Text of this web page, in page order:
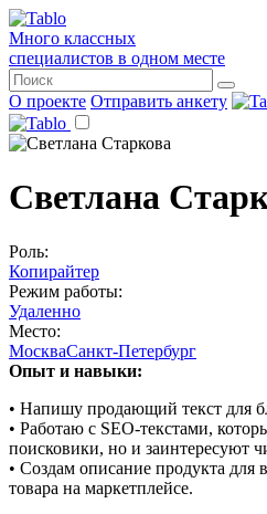
Много классных
специалистов в одном месте
О проекте Отправить анкету
Светлана
Роль:
Копирайтер
Режим работы:
Удаленно
Место:
МоскваСанкт-Петербург
Опыт и навыки:
• Напишу продающий текст для
• Работаю с SEO-текстами,
поисковики, но и заинтересуют
• Создам описание продукта для
товара на маркетплейсе.